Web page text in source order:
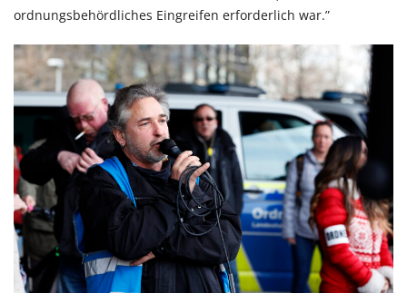
ordnungsbehördliches Eingreifen erforderlich war.”